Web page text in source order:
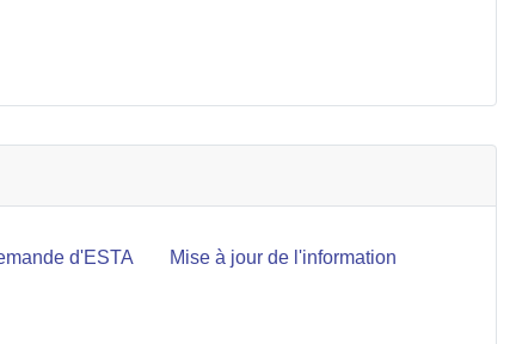
d'ESTA Mise à jour de l'information